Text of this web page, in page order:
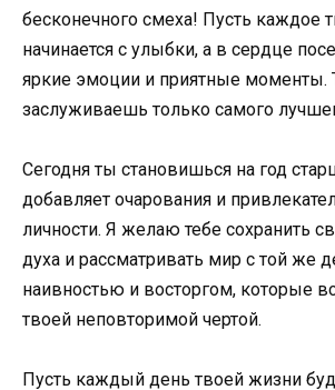
бесконечного смеха! Пусть каждое
начинается с улыбки, а в сердце
яркие эмоции и приятные моменты.
заслуживаешь только самого
Сегодня ты становишься на год
добавляет очарования и
личности. Я желаю тебе сохранить
духа и рассматривать мир с той же
наивностью и восторгом, которые
твоей неповторимой чертой.
Пусть каждый день твоей жизни